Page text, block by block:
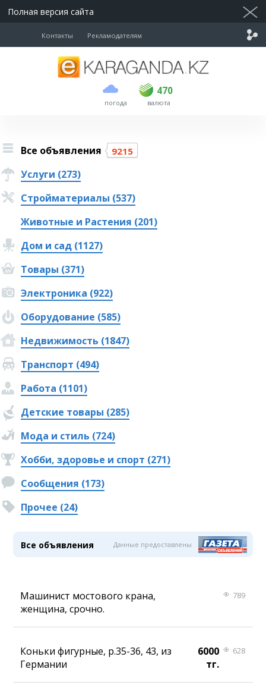
Полная версия сайта
Контакты Рекламодателям
погода
470
покупка продажа
USD 469 470
EUR валюта
Все объявления 9215
Услуги (273)
Стройматериалы (537)
Животные и Растения (201)
Дом и сад (1127)
Товары (371)
Электроника (922)
Оборудование (585)
Недвижимость (1847)
Транспорт (494)
Работа (1101)
Детские товары (285)
Мода и стиль (724)
Хобби, здоровье и спорт (271)
Сообщения (173)
Прочее (24)
Все объявления Данные предоставлены
Машинист мостового крана,
женщина, срочно.
789
Коньки фигурные, р.35-36, 43, из
Германии
6000
тг.
628